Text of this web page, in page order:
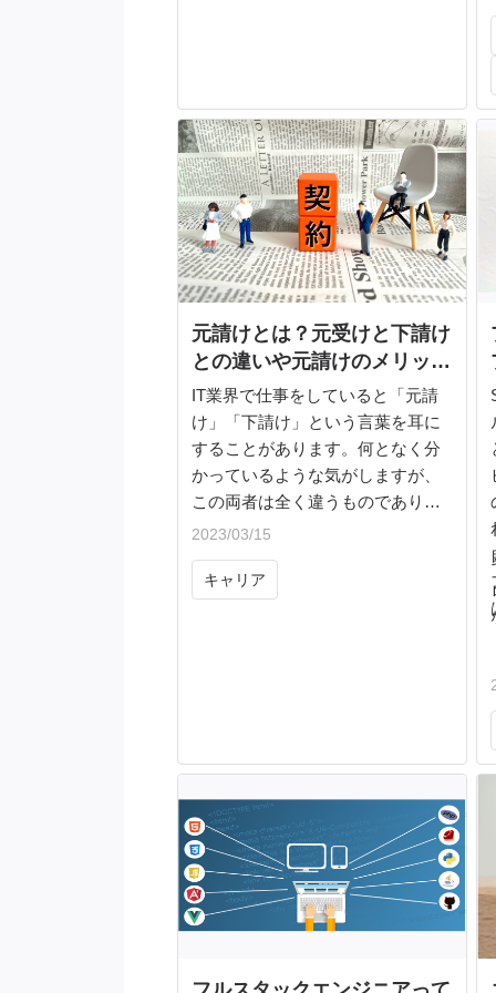
元請けとは？元受けと下請け
との違いや元請けのメリッ
ト・デメリットを解説
IT業界で仕事をしていると「元請
け」「下請け」という言葉を耳に
することがあります。何となく分
かっているような気がしますが、
この両者は全く違うものであり、
それぞれの立場も役割も責任も違
うものです。
IT業界では、この両者が一緒にな
ておきましょう。
2023/03/15
キャリア